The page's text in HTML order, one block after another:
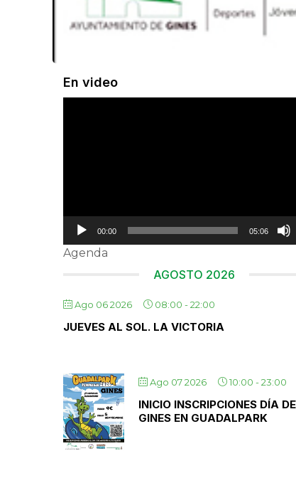
En video
00:00 05:06
Agenda
AGOSTO 2026
Ago 06 2026 08:00 -22:00
JUEVES AL SOL. LA VICTORIA
Ago 07 2026 10:00 -23:00
INICIO INSCRIPCIONES DÍA DE
GINES EN GUADALPARK